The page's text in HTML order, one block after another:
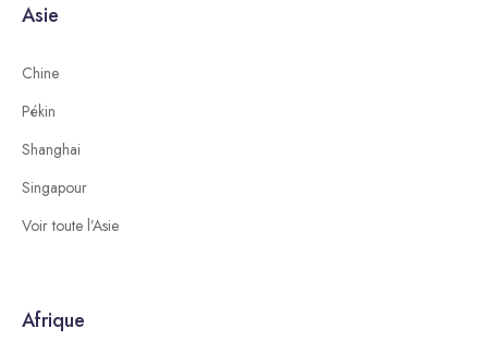
Asie
Chine
Pékin
Shanghai
Singapour
Voir toute l’Asie
Afrique